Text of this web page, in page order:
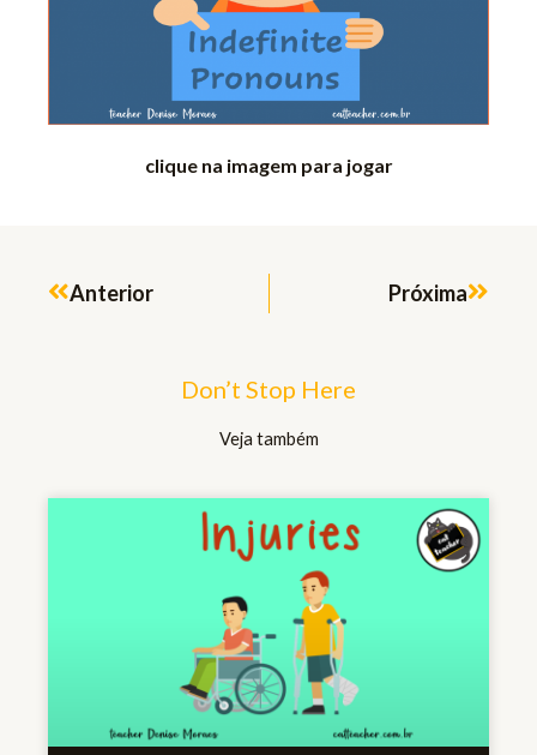
clique na imagem para jogar
Anterior Próxima
Don’t Stop Here
Veja também